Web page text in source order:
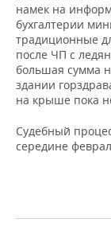
намек на
бухгалтерии
традиционные
после ЧП с
большая сумма
здании
на крыше пока
Судебный
середине